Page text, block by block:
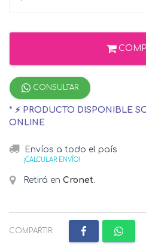
CONSULTAR
* ⚡ PRODUCTO DISPONIBLE
ONLINE
Envíos a todo el país
¡CALCULAR ENVÍO!
Retirá en Cronet.
COMPARTIR: